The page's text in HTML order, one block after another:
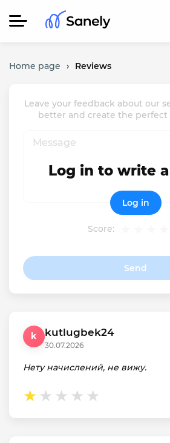
Home page › Reviews
Leave your feedback about our
better and create the perfect
Score:
Send
Log in to write
Log in
k kutlugbek24
30.07.2026
Нету начислений, не вижу.